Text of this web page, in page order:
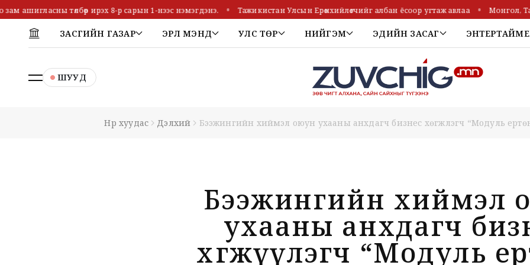
ашигласны төлбөр ирэх 8-р сарын 1-нээс нэмэгдэнэ. Тажикистан Улсын Ерөнхийлөгчийг албан ёсоор угтаж авлаа Монгол,
ЗАСГИЙН ГАЗАР ЭРҮҮЛ МЭНД УЛС ТӨР НИЙГЭМ ЭДИЙН ЗАСАГ
ШУУД
Нүүр хуудас Дэлхий Бээжингийн хиймэл оюун ухааны анхдагч бизнес хөгжүүлэгч “Модуль
Бээжингийн хиймэл
ухааны анхдагч
хөгжүүлэгч “Модуль